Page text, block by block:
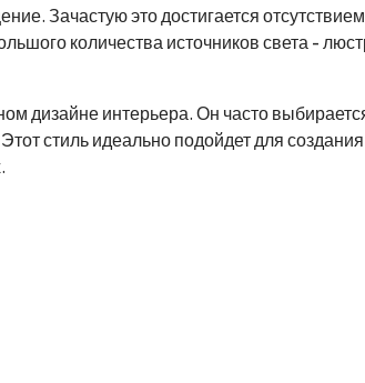
Зачастую это достигается отсутствием
количества источников света -
дизайне интерьера. Он часто
стиль идеально подойдет для создания